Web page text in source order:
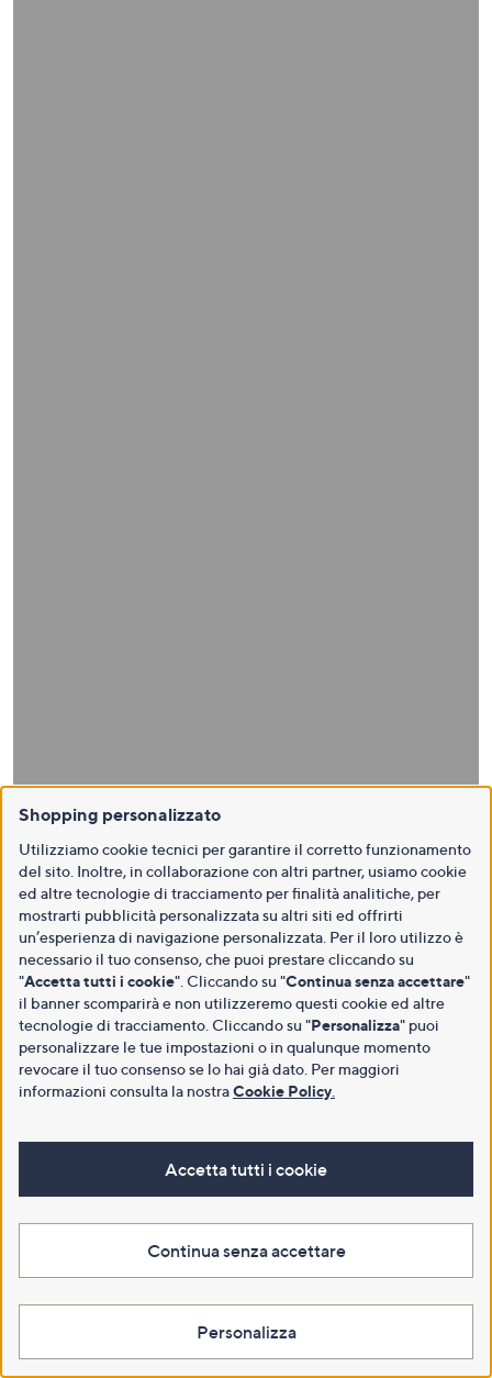
Shopping personalizzato
Utilizziamo cookie tecnici per garantire il corretto funzionamento
del sito. Inoltre, in collaborazione con altri partner, usiamo cookie
ed altre tecnologie di tracciamento per finalità analitiche, per
mostrarti pubblicità personalizzata su altri siti ed offrirti
un’esperienza di navigazione personalizzata. Per il loro utilizzo è
necessario il tuo consenso, che puoi prestare cliccando su
"Accetta tutti i cookie". Cliccando su "Continua senza accettare"
il banner scomparirà e non utilizzeremo questi cookie ed altre
tecnologie di tracciamento. Cliccando su "Personalizza" puoi
personalizzare le tue impostazioni o in qualunque momento
revocare il tuo consenso se lo hai già dato. Per maggiori
informazioni consulta la nostraCookie Policy
Accetta tutti i cookie
Continua senza accettare
Personalizza